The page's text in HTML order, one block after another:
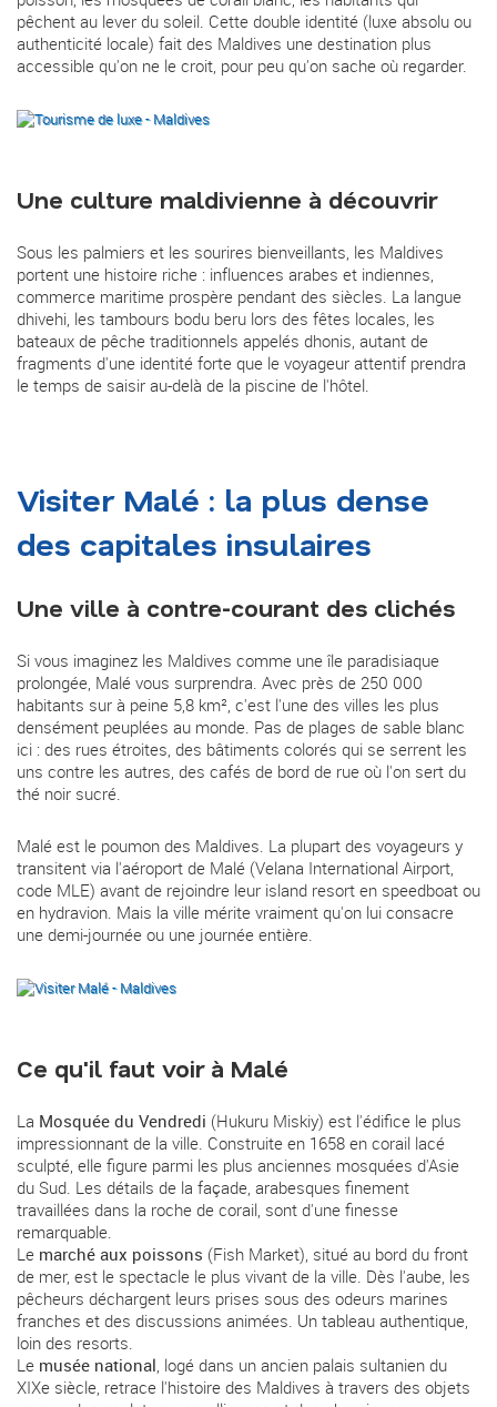
pêchent au lever du soleil. Cette double identité (luxe absolu ou
authenticité locale) fait des Maldives une destination plus
accessible qu'on ne le croit, pour peu qu'on sache où regarder.
Une culture maldivienne à découvrir
Sous les palmiers et les sourires bienveillants, les Maldives
portent une histoire riche : influences arabes et indiennes,
commerce maritime prospère pendant des siècles. La langue
dhivehi, les tambours bodu beru lors des fêtes locales, les
bateaux de pêche traditionnels appelés dhonis, autant de
fragments d'une identité forte que le voyageur attentif prendra
le temps de saisir au-delà de la piscine de l'hôtel.
Visiter Malé : la plus dense
des capitales insulaires
Une ville à contre-courant des clichés
Si vous imaginez les Maldives comme une île paradisiaque
prolongée, Malé vous surprendra. Avec près de 250 000
habitants sur à peine 5,8 km², c'est l'une des villes les plus
densément peuplées au monde. Pas de plages de sable blanc
ici : des rues étroites, des bâtiments colorés qui se serrent les
uns contre les autres, des cafés de bord de rue où l'on sert du
thé noir sucré.
Malé est le poumon des Maldives. La plupart des voyageurs y
transitent via l'aéroport de Malé (Velana International Airport,
code MLE) avant de rejoindre leur island resort en speedboat ou
en hydravion. Mais la ville mérite vraiment qu'on lui consacre
une demi-journée ou une journée entière.
Ce qu'il faut voir à Malé
La Mosquée du Vendredi (Hukuru Miskiy) est l'édifice le plus
impressionnant de la ville. Construite en 1658 en corail lacé
sculpté, elle figure parmi les plus anciennes mosquées d'Asie
du Sud. Les détails de la façade, arabesques finement
travaillées dans la roche de corail, sont d'une finesse
remarquable.
Le marché aux poissons (Fish Market), situé au bord du front
de mer, est le spectacle le plus vivant de la ville. Dès l'aube, les
pêcheurs déchargent leurs prises sous des odeurs marines
franches et des discussions animées. Un tableau authentique,
loin des resorts.
Le musée national, logé dans un ancien palais sultanien du
XIXe siècle, retrace l'histoire des Maldives à travers des objets